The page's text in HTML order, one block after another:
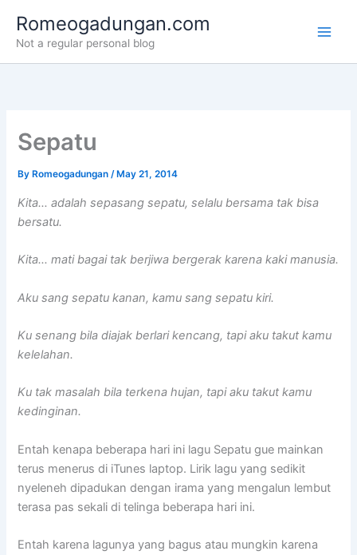
content
Romeogadungan.com
Not a regular personal blog
Sepatu
By Romeogadungan/ May 21, 2014
Kita… adalah sepasang sepatu, selalu bersama tak bisa
bersatu.
Kita… mati bagai tak berjiwa bergerak karena kaki manusia.
Aku sang sepatu kanan, kamu sang sepatu kiri.
Ku senang bila diajak berlari kencang, tapi aku takut kamu
kelelahan.
Ku tak masalah bila terkena hujan, tapi aku takut kamu
kedinginan.
Entah kenapa beberapa hari ini lagu Sepatu gue mainkan
terus menerus di iTunes laptop. Lirik lagu yang sedikit
nyeleneh dipadukan dengan irama yang mengalun lembut
terasa pas sekali di telinga beberapa hari ini.
Entah karena lagunya yang bagus atau mungkin karena